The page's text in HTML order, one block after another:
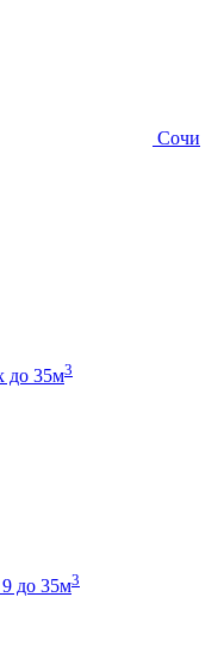
Сочи
до 35м3
до 35м3